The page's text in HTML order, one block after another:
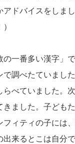
アドバイスをしま
の一番多い漢字」
で調べたていまし
らべていました。
きました。子ども
フィティの子には
出来るとこは自分